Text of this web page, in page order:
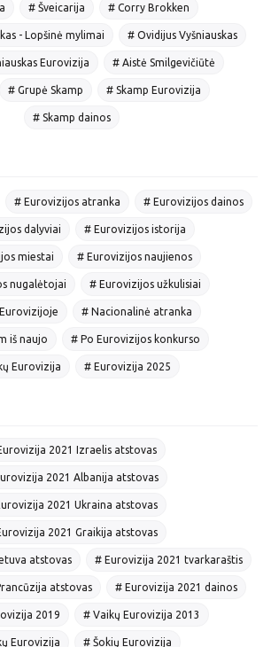
# Šveicarija # Corry Brokken
- Lopšinė mylimai # Ovidijus Vyšniauskas
Eurovizija # Aistė Smilgevičiūtė
# Grupė Skamp # Skamp Eurovizija
# Skamp dainos
# Eurovizijos atranka # Eurovizijos dainos
dalyviai # Eurovizijos istorija
miestai # Eurovizijos naujienos
nugalėtojai # Eurovizijos užkulisiai
# Nacionalinė atranka
iš naujo # Po Eurovizijos konkurso
Eurovizija # Eurovizija 2025
2021 Izraelis atstovas
2021 Albanija atstovas
2021 Ukraina atstovas
2021 Graikija atstovas
atstovas # Eurovizija 2021 tvarkaraštis
atstovas # Eurovizija 2021 dainos
2019 # Vaikų Eurovizija 2013
Eurovizija # Šokių Eurovizija